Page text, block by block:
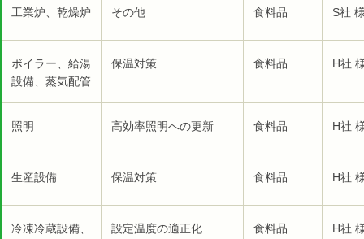
工業炉、乾燥炉 その他 食料品 S社
ボイラー、給湯
設備、蒸気配管
保温対策 食料品 H社
照明 高効率照明への更新 食料品 H社
生産設備 保温対策 食料品 H社
冷凍冷蔵設備、
設定温度の適正化 食料品 H社